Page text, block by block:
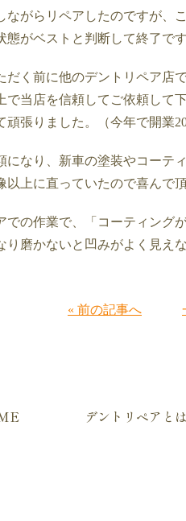
ながらリペアしたのですが、
態がベストと判断して終了です
だく前に他のデントリペア店
で当店を信頼してご依頼して
頑張りました。（今年で開業
になり、新車の塗装やコーテ
以上に直っていたので喜んで
での作業で、「コーティング
り磨かないと凹みがよく見え
« 前の記事へ
デントリペアとは